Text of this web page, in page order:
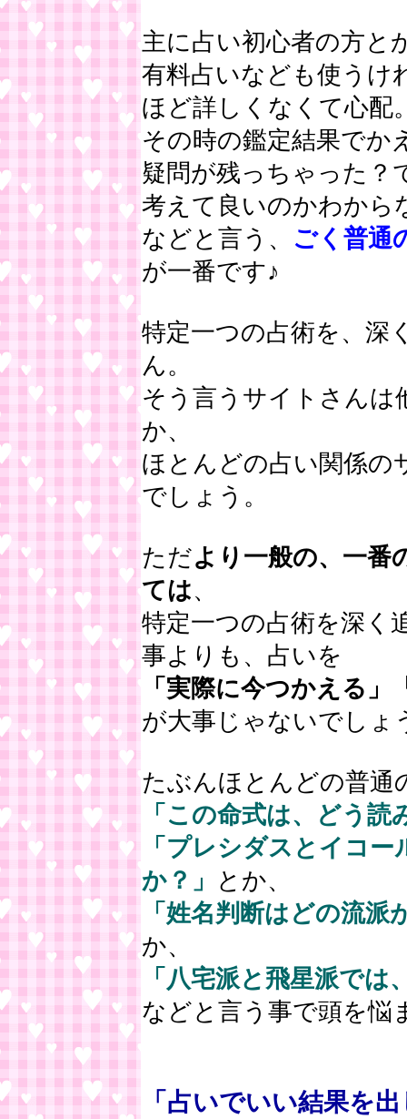
主に占い初心者の方と
有料占いなども使うけ
ほど詳しくなくて心配
その時の鑑定結果でか
疑問が残っちゃった？
考えて良いのかわから
などと言う、 ごく普通
が一番です♪
特定一つの占術を、深
ん。
そう言うサイトさん
か、
ほとんどの占い関係の
でしょう。
ただより一般の、一番
ては、
特定一つの占術を深く
事よりも、占いを
「実際に今つかえる
が大事じゃないでしょ
たぶんほとんどの普通
「この命式は、どう読
「プレシダスとイコ
か？」
とか、
「姓名判断はどの流
か、
「八宅派と飛星派で
などと言う事で頭を悩
「占いでいい結果を